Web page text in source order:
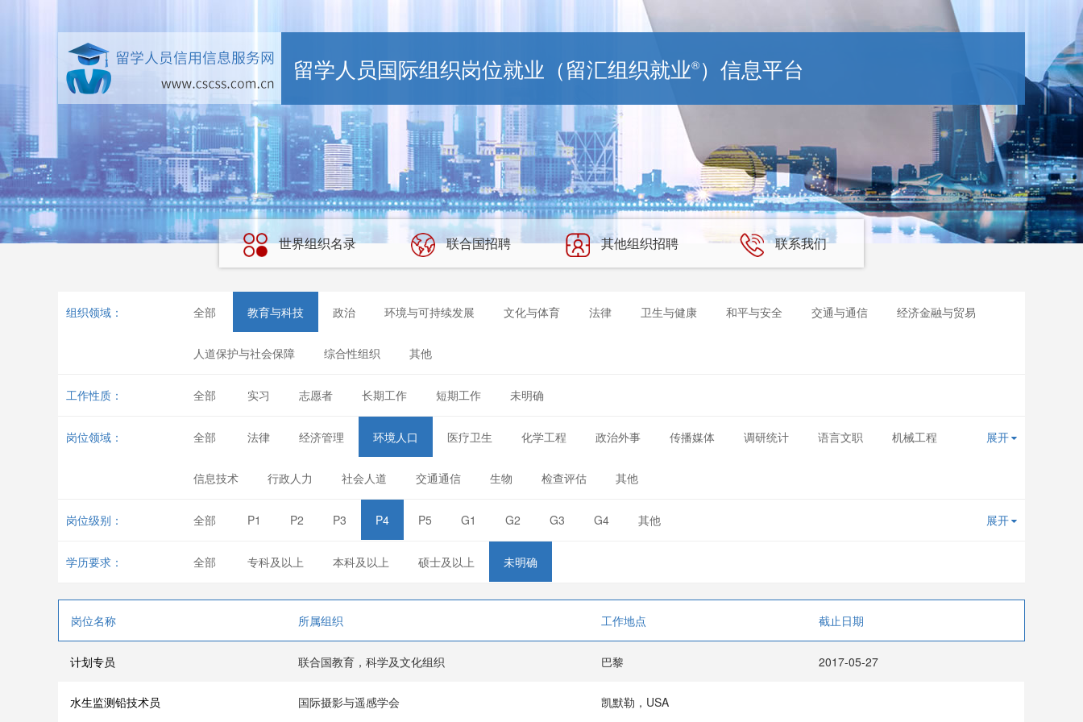
留学人员国际组织岗位就业（留汇组织就业® ）信息平台
世界组织名录 联合国招聘 其他组织招聘 联系我们
组织领域： 全部 教育与科技 政治 环境与可持续发展 文化与体育 法律 卫生与健康 和平与安全 交通与通信 经济金融与贸易
人道保护与社会保障 综合性组织 其他
工作性质： 全部 实习 志愿者 长期工作 短期工作 未明确
岗位领域： 全部 法律 经济管理 环境人口 医疗卫生 化学工程 政治外事 传播媒体 调研统计 语言文职 机械工程
信息技术 行政人力 社会人道 交通通信 生物 检查评估 其他
展开
岗位级别： 全部 P1 P2 P3 P4 P5 G1 G2 G3 G4 其他 展开
学历要求： 全部 专科及以上 本科及以上 硕士及以上 未明确
岗位名称 所属组织 工作地点 截止日期
计划专员 联合国教育，科学及文化组织 巴黎 2017-05-27
水生监测铅技术员 国际摄影与遥感学会 凯默勒，USA